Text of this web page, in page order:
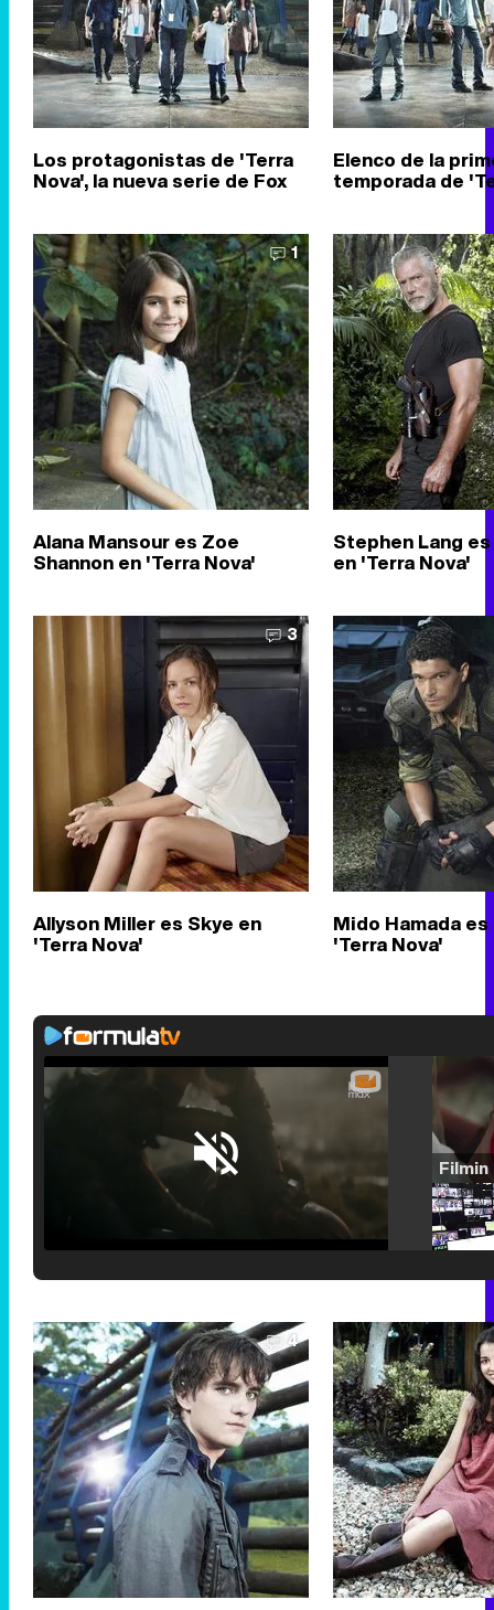
Los protagonistas de 'Terra
Nova', la nueva serie de Fox
Elenco de la
temporada de
1
Alana Mansour es Zoe
Shannon en 'Terra Nova'
Stephen Lang
en 'Terra Nova'
3
Allyson Miller es Skye en
'Terra Nova'
Mido Hamada es
'Terra Nova'
4